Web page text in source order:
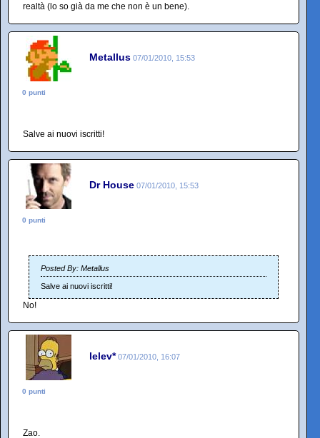
realtà (lo so già da me che non è un bene).
Metallus 07/01/2010, 15:53
0 punti
Salve ai nuovi iscritti!
Dr House 07/01/2010, 15:53
0 punti
Posted By: Metallus
Salve ai nuovi iscritti!
No!
lelev* 07/01/2010, 16:07
0 punti
Zao.